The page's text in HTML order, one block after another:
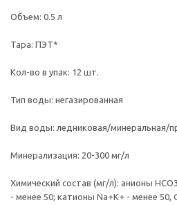
Объем: 0.5 л
Тара: ПЭТ*
Кол-во в упак: 12 шт.
Тип воды: негазированная
Вид воды: ледниковая/минеральная/
Минерализация: 20-300 мг/л
Химический состав (мг/л): анионы
- менее 50; катионы Na+K+ - менее 50,